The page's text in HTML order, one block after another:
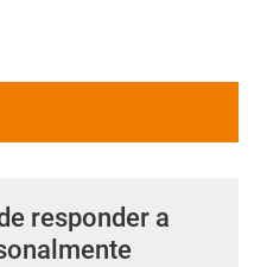
responder a